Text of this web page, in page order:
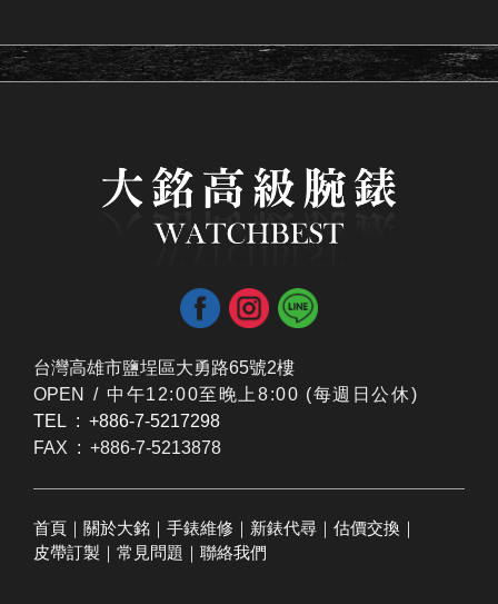
台灣高雄市鹽埕區大勇路65號2樓
OPEN / ​中午12:00至晚上8:00 (每週日公休)
TEL : +886-7-5217298
FAX : +886-7-5213878
首頁 ｜ 關於大銘 ｜ 手錶維修 ｜ 新錶代尋 ｜ 估價交換 ｜
皮帶訂製 ｜ 常見問題 ｜ 聯絡我們